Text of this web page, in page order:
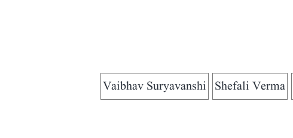
Shefali Verma
Vaibhav Suryavanshi